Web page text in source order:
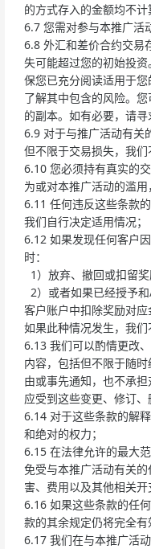
的方式存入的金额均不计
6.7 您需对参与本推广活
6.8 外汇和差价合约交易
失可能超过您的初始投
保您已充分阅读适用于
了解其中包含的风险。
的副本。如有必要，请寻
6.9 对于与推广活动有关
但不限于交易损失，我们
6.10 您必须持有真实的
为或对本推广活动的滥用
6.11 任何违反这些条款
我们自行决定适用情况；
6.12 如果发现任何客户
时：
1）放弃、撤回或扣留奖
2）或者如果已经授予
客户账户中扣除奖励对应
如果此种情况发生，我们
6.13 我们可以酌情更改
内容，包括但不限于随
由或事先通知，也不承
应受到这些变更、修订、
6.14 对于这些条款的解
和绝对的权力；
6.15 在法律允许的最大
免受与本推广活动有关
害、费用以及其他相关开
6.16 如果这些条款的任
款的其余规定仍将完全有
6.17 我们在与本推广活